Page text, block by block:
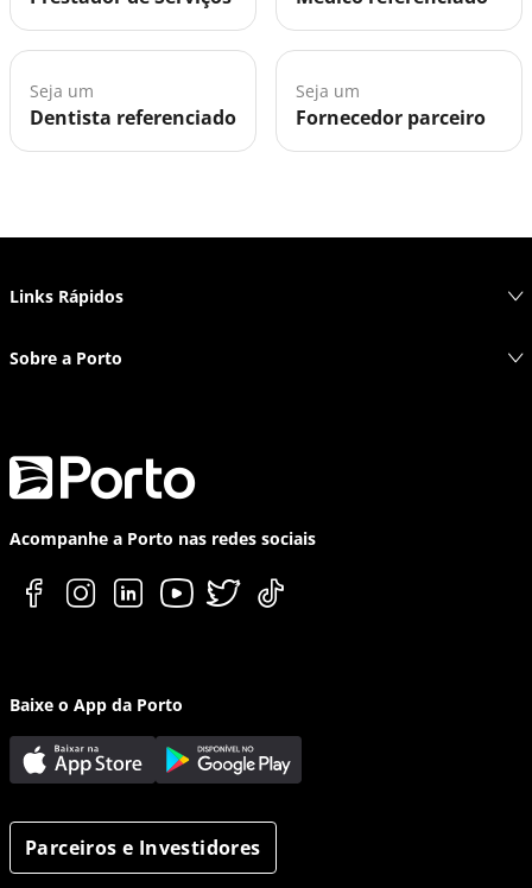
Seja um
Dentista referenciado
Seja um
Fornecedor parceiro
Links Rápidos
Sobre a Porto
Acompanhe a Porto nas redes sociais
Baixe o App da Porto
Parceiros e Investidores